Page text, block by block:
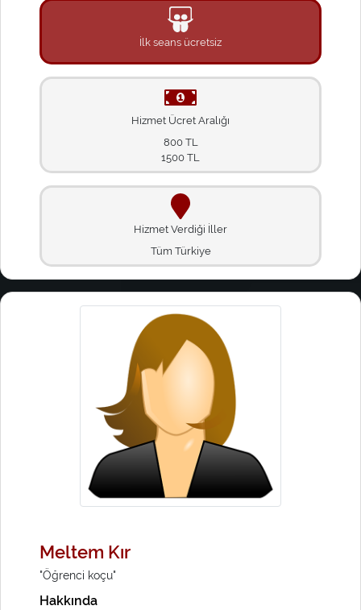
İlk seans ücretsiz
Hizmet Ücret Aralığı
800 TL
1500 TL
Hizmet Verdiği İller
Tüm Türkiye
Meltem Kır
"Öğrenci koçu"
Hakkında